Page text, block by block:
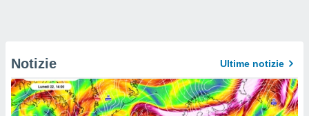
Notizie Ultime notizie